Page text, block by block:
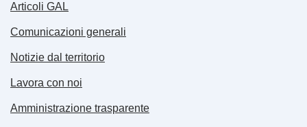
Articoli GAL
Comunicazioni generali
Notizie dal territorio
Lavora con noi
Amministrazione trasparente